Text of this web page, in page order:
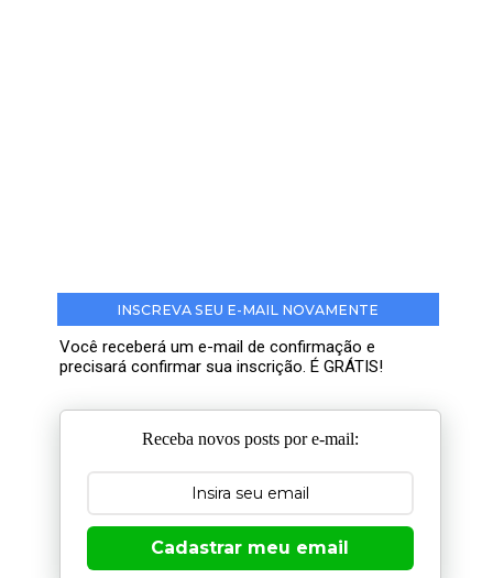
INSCREVA SEU E-MAIL NOVAMENTE
Você receberá um e-mail de confirmação e
precisará confirmar sua inscrição. É GRÁTIS!
Receba novos posts por e-mail:
Cadastrar meu email